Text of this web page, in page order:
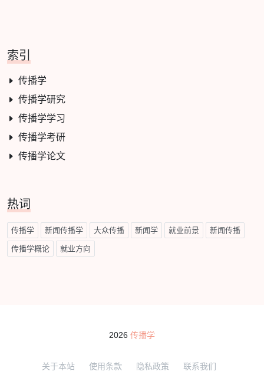
索引
传播学
传播学研究
传播学学习
传播学考研
传播学论文
热词
传播学 新闻传播学 大众传播 新闻学 就业前景 新闻传播
传播学概论 就业方向
2026 传播学
关于本站 使用条款 隐私政策 联系我们